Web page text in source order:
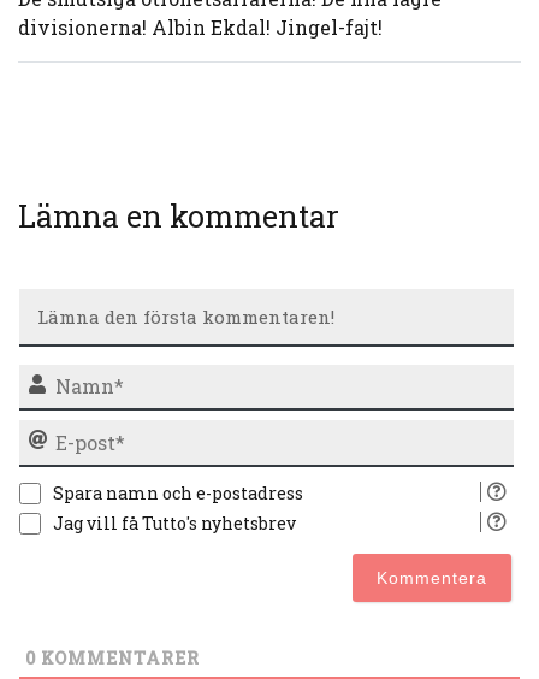
divisionerna! Albin Ekdal! Jingel-fajt!
Lämna en kommentar
Spara namn och e-postadress
Jag vill få Tutto's nyhetsbrev
0 KOMMENTARER